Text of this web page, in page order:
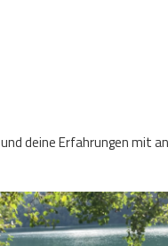
und deine Erfahrungen mit